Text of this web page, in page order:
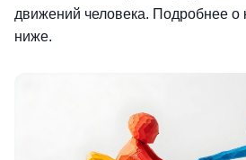
движений человека. Подробнее
ниже.